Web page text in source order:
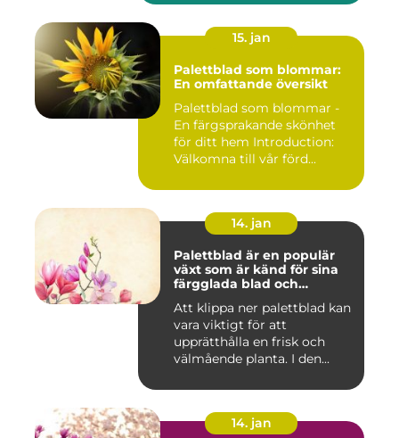
15. jan
Palettblad som blommar:
En omfattande översikt
Palettblad som blommar -
En färgsprakande skönhet
för ditt hem Introduction:
Välkomna till vår förd...
14. jan
Palettblad är en populär
växt som är känd för sina
färgglada blad och
prydnadsväxt både
inomhus och utomhus
Att klippa ner palettblad kan
vara viktigt för att
upprätthålla en frisk och
välmående planta. I den...
14. jan